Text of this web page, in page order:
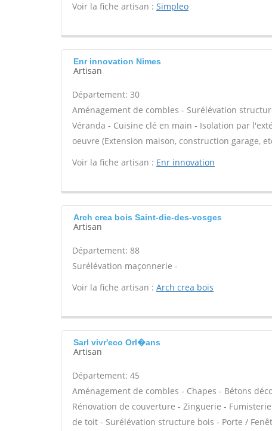
Voir la fiche artisan : Simpleo
Enr innovation Nimes
Artisan
Département: 30
Aménagement de combles - Surélévation
Véranda - Cuisine clé en main - Isolation par
oeuvre (Extension maison, construction garage,
Voir la fiche artisan : Enr innovation
Arch crea bois Saint-die-des-vosges
Artisan
Département: 88
Surélévation maçonnerie -
Voir la fiche artisan : Arch crea bois
Sarl vivr'eco Orl�ans
Artisan
Département: 45
Aménagement de combles - Chapes - Bétons
Rénovation de couverture - Zinguerie -
de toit - Surélévation structure bois - Porte /